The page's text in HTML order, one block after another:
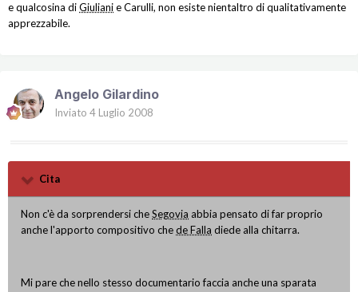
e qualcosina diGiulianie Carulli, non esiste nientaltro di qualitativamente
apprezzabile.
Angelo Gilardino
Inviato 4 Luglio 2008
Cita
Non c'è da sorprendersi cheSegovia abbia pensato di far proprio
anche l'apporto compositivo chede Falla diede alla chitarra.
Mi pare che nello stesso documentario faccia anche una sparata